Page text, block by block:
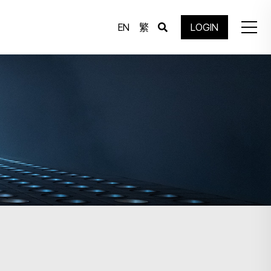
EN 繁 LOGIN